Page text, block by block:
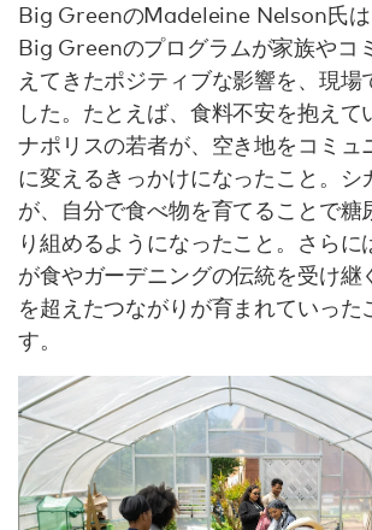
Big GreenのMadeleine Nelson氏
Big Greenのプログラムが家族やコ
えてきたポジティブな影響を、現場
した。たとえば、食料不安を抱えて
ナポリスの若者が、空き地をコミュ
に変えるきっかけになったこと。シ
が、自分で食べ物を育てることで糖
り組めるようになったこと。さらに
が食やガーデニングの伝統を受け継
を超えたつながりが育まれていった
す。